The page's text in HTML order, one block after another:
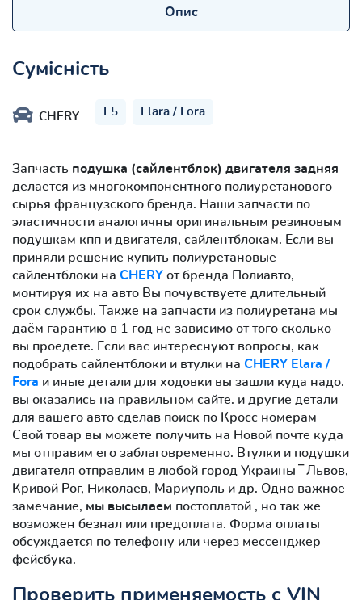
Опис
Сумісність
CHERY E5 Elara / Fora
Запчасть подушка (сайлентблок) двигателя задняя
делается из многокомпонентного полиуретанового
сырья французского бренда. Наши запчасти по
эластичности аналогичны оригинальным резиновым
подушкам кпп и двигателя, сайлентблокам. Если вы
приняли решение купить полиуретановые
сайлентблоки на CHERY от бренда Полиавто,
монтируя их на авто Вы почувствуете длительный
срок службы. Также на запчасти из полиуретана мы
даём гарантию в 1 год не зависимо от того сколько
вы проедете. Если вас интереснуют вопросы, как
подобрать сайлентблоки и втулки на CHERY Elara /
Fora и иные детали для ходовки вы зашли куда надо.
вы оказались на правильном сайте. и другие детали
для вашего авто сделав поиск по Кросс номерам
Свой товар вы можете получить на Новой почте куда
мы отправим его заблаговременно. Втулки и подушки
двигателя отправлим в любой город Украины ‾ Львов,
Кривой Рог, Николаев, Мариуполь и др. Одно важное
замечание, мы высылаем постоплатой , но так же
возможен безнал или предоплата. Форма оплаты
обсуждается по телефону или через мессенджер
фейсбука.
Проверить применяемость с VIN